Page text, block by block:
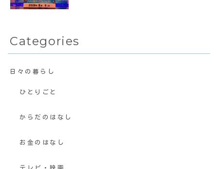
Categories
日々の暮らし
ひとりごと
からだのはなし
お金のはなし